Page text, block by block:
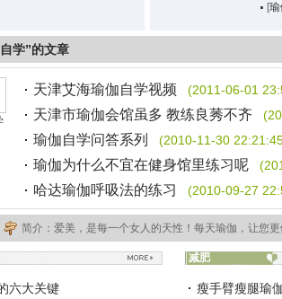
[
学”的文章
天津艾海瑜伽自学视频 (2011-06-01
天津市瑜伽会馆虽多 教练良莠不齐
瑜伽自学问答系列 (2010-11-30
瑜伽为什么不宜在健身馆里练习呢
哈达瑜伽呼吸法的练习 (2010-09-27
简介：爱美，是每一个女人的天性！每天瑜伽，让您
六大关键
减肥
瘦手臂瘦腿瑜